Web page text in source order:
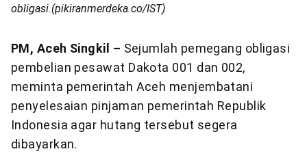
obligasi.(pikiranmerdeka.co/IST)
PM, Aceh Singkil – Sejumlah pemegang obligasi
pembelian pesawat Dakota 001 dan 002,
meminta pemerintah Aceh menjembatani
penyelesaian pinjaman pemerintah Republik
Indonesia agar hutang tersebut segera
dibayarkan.